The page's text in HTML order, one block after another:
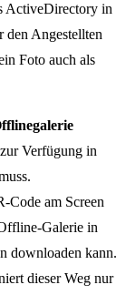
ActiveDirectory in
den Angestellten
Foto auch als
Verfügung in
Code am Screen
Galerie in
downloaden kann.
dieser Weg nur